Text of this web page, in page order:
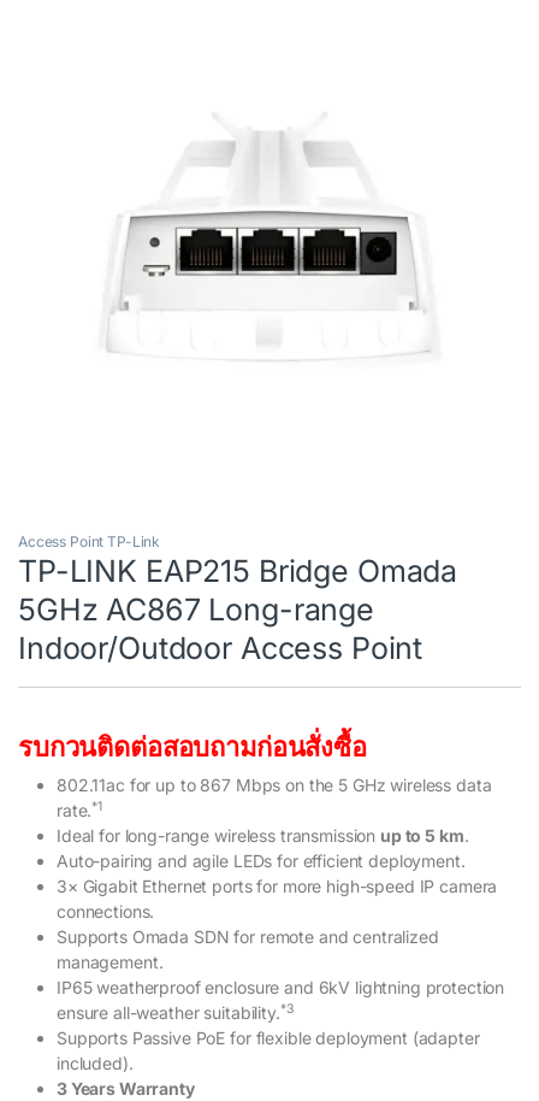
Access Point TP-Link
TP-LINK EAP215 Bridge Omada
5GHz AC867 Long-range
Indoor/Outdoor Access Point
รบกวนติดต่อสอบถามก่อนสั่งซื้อ
802.11ac for up to 867 Mbps on the 5 GHz wireless data
rate.*1
Ideal for long-range wireless transmission up to 5 km.
Auto-pairing and agile LEDs for efficient deployment.
3× Gigabit Ethernet ports for more high-speed IP camera
connections.
Supports Omada SDN for remote and centralized
management.
IP65 weatherproof enclosure and 6kV lightning protection
ensure all-weather suitability.*3
Supports Passive PoE for flexible deployment (adapter
included).
3 Years Warranty